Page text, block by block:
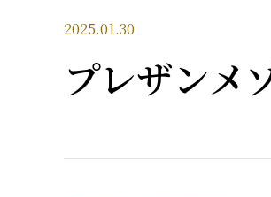
2025.01.30
プレザン